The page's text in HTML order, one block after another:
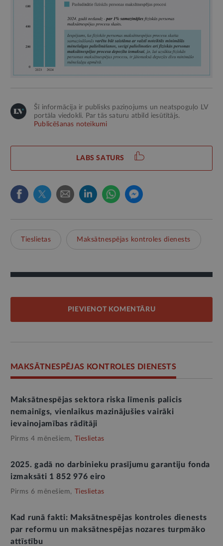
Šī informācija ir publisks paziņojums un neatspoguļo LV
portāla viedokli. Par tās saturu atbild iesūtītājs.
Publicēšanas noteikumi
LABS SATURS
Tieslietas Maksātnespējas kontroles dienests
PIEVIENOT KOMENTĀRU
MAKSĀTNESPĒJAS KONTROLES DIENESTS
Maksātnespējas sektora riska līmenis palicis
nemainīgs, vienlaikus mazinājušies vairāki
ievainojamības rādītāji
Pirms 4 mēnešiem, Tieslietas
2025. gadā no darbinieku prasījumu garantiju fonda
izmaksāti 1 852 976 eiro
Pirms 6 mēnešiem, Tieslietas
Kad runā fakti: Maksātnespējas kontroles dienests
par reformu un maksātnespējas nozares turpmāko
attīstību